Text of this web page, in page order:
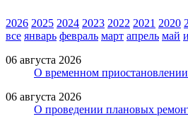
2026 2025 2024 2023 2022 2021 2020
все январь февраль март апрель май
06 августа 2026
О временном
06 августа 2026
О проведении плановых